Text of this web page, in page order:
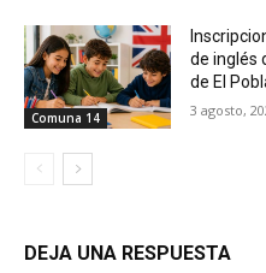
Comuna 14
de inglés
de El
3 agosto,
DEJA UNA RESPUESTA